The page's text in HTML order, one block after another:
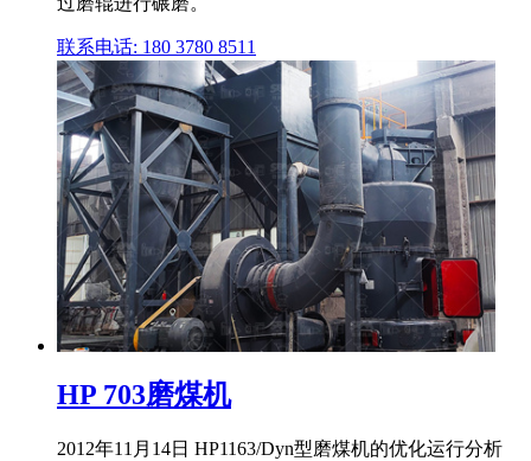
联系电话: 180 3780 8511
HP 703磨煤机
2012年11月14日 HP1163/Dyn型磨煤机的优化运行分析